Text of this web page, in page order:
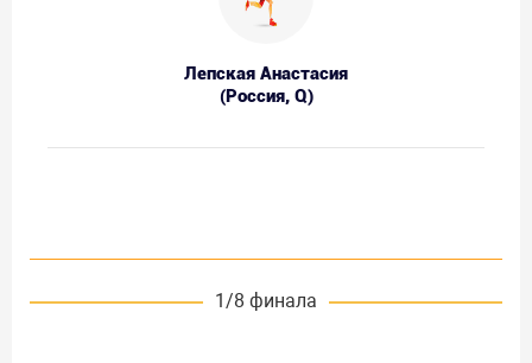
Лепская Анастасия
(Россия, Q)
1/8 финала